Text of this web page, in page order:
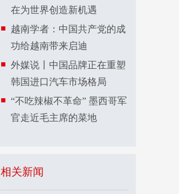
在为世界创造新机遇
越南学者：中国共产党的成
功给越南带来启迪
外媒说丨中国品牌正在重塑
韩国进口汽车市场格局
“不吃辣椒不革命” 墨西哥军
官走近毛主席的菜地
相关新闻